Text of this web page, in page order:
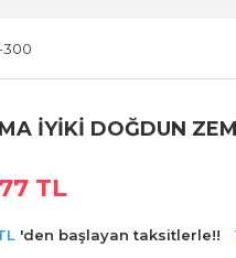
300
İYİKİ DOĞDUN
TL
'den başlayan taksitlerle!!